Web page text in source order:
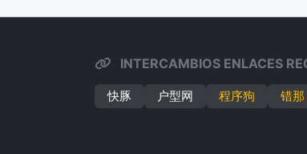
INTERCAMBIOS ENLACES
快豚 户型网 程序狗 错那